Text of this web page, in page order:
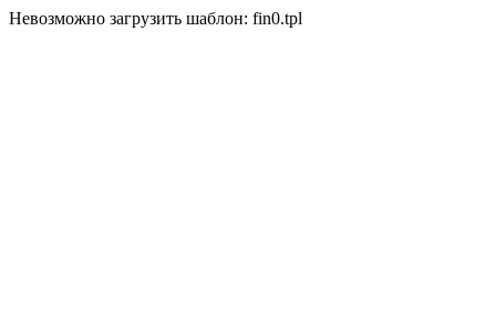
Невозможно загрузить шаблон: fin0.tpl